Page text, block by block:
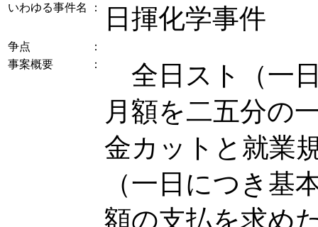
いわゆる事件名 ： 日揮化学事件
争点
：
事案概要
：
全日スト（一
月額を二五分の
金カットと就業
（一日につき基
額の支払を求め